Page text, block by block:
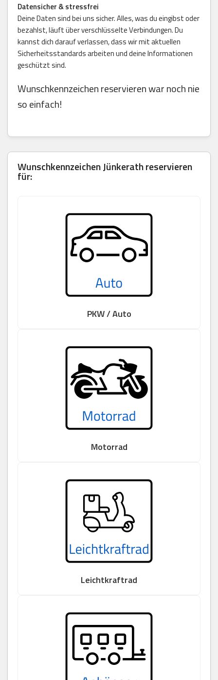
Datensicher & stressfrei
Deine Daten sind bei uns sicher. Alles, was du eingibst oder
bezahlst, läuft über verschlüsselte Verbindungen. Du
kannst dich darauf verlassen, dass wir mit aktuellen
Sicherheitsstandards arbeiten und deine Informationen
geschützt sind.
Wunschkennzeichen reservieren war noch nie
so einfach!
Wunschkennzeichen Jünkerath reservieren
für:
PKW / Auto
Motorrad
Leichtkraftrad